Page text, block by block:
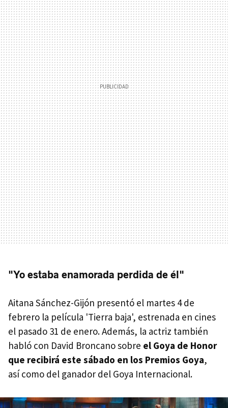
"Yo estaba enamorada perdida de él"
Aitana Sánchez-Gijón presentó el martes 4 de
febrero la película 'Tierra baja', estrenada en cines
el pasado 31 de enero. Además, la actriz también
habló con David Broncano sobre el Goya de Honor
que recibirá este sábado en los Premios Goya,
así como del ganador del Goya Internacional.